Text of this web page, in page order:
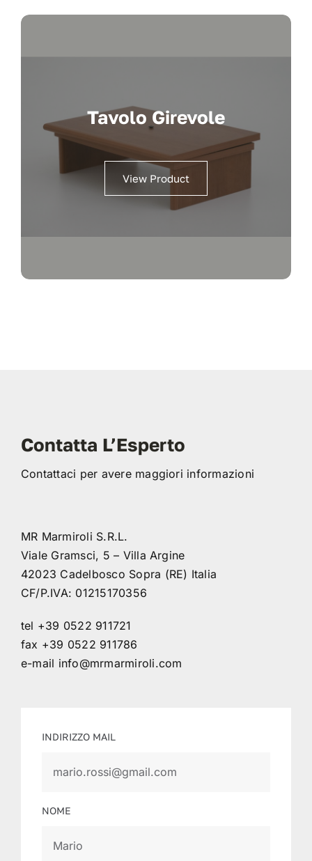
Tavolo Girevole
View Product
Contatta L’Esperto
Contattaci per avere maggiori informazioni
MR Marmiroli S.R.L.
Viale Gramsci, 5 – Villa Argine
42023 Cadelbosco Sopra (RE) Italia
CF/P.IVA: 01215170356
tel +39 0522 911721
fax +39 0522 911786
e-mail info@mrmarmiroli.com
INDIRIZZO MAIL
NOME